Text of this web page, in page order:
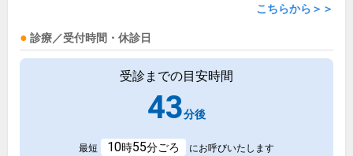
こちらから＞＞
診療／受付時間・休診日
受診までの目安時間
43分後
最短 10時55分ごろ にお呼びいたします